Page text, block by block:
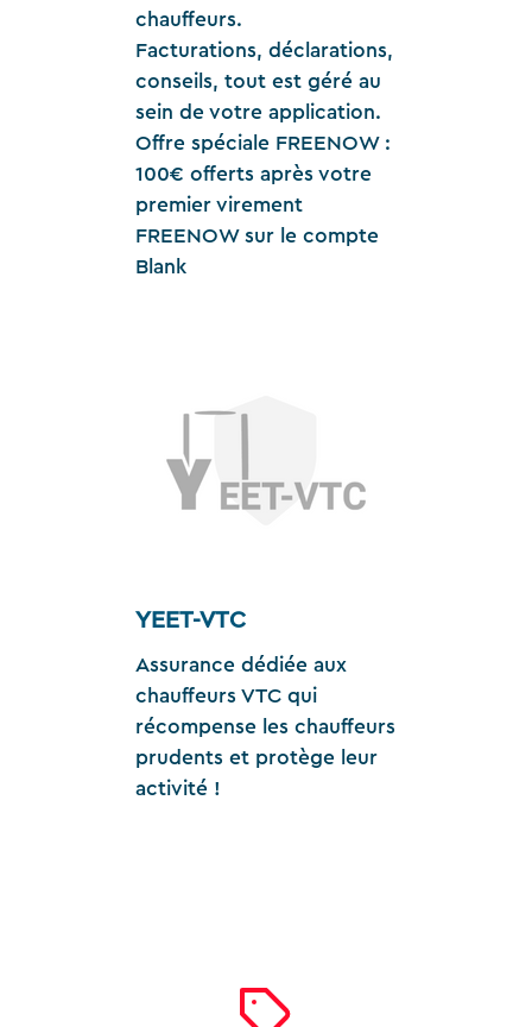
chauffeurs.
Facturations, déclarations,
conseils, tout est géré au
sein de votre application.
Offre spéciale FREENOW :
100€ offerts après votre
premier virement
FREENOW sur le compte
Blank
YEET-VTC
Assurance dédiée aux
chauffeurs VTC qui
récompense les chauffeurs
prudents et protège leur
activité !